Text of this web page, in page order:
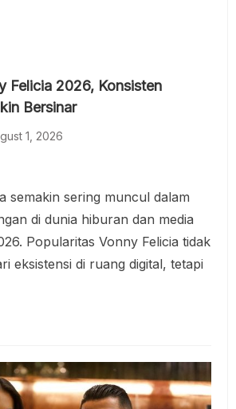
Felicia 2026, Konsisten
Bersinar
1, 2026
semakin sering muncul dalam
di dunia hiburan dan media
Popularitas Vonny Felicia tidak
eksistensi di ruang digital, tetapi